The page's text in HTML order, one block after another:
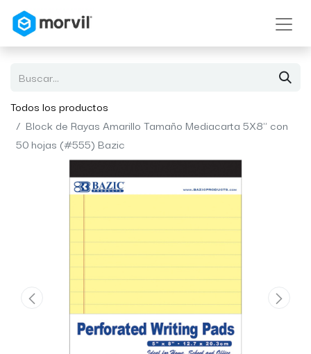
Todos los productos
Block de Rayas Amarillo Tamaño Mediacarta 5X8" con
50 hojas (#555) Bazic